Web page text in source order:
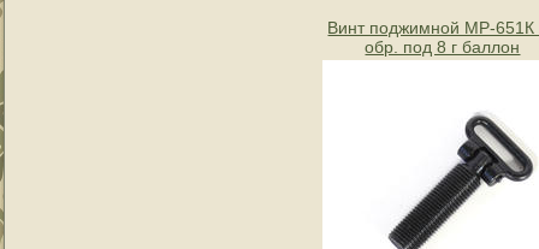
Винт поджимной МР-651К
обр. под 8 г баллон